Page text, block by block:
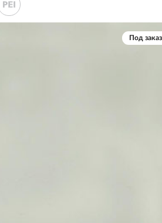
Под заказ